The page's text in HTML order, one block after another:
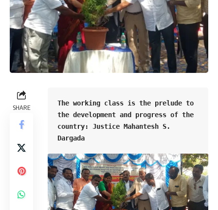
SHARE
The working class is the prelude to
the development and progress of the
country: Justice Mahantesh S.
Dargada